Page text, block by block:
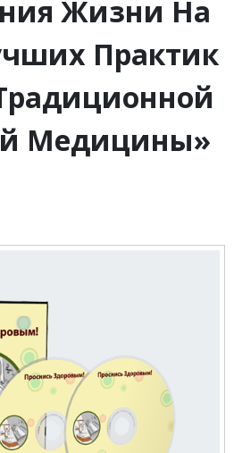
Жизни На
Практик
Медицины»